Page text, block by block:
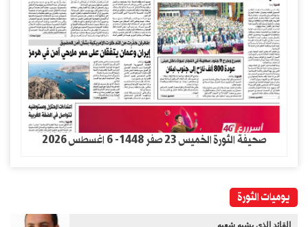
صحيفة الثورة الخميس 23 صفر 1448- 6 اغسطس 2026
يوميات الثورة
القائد الذي يشبه شعبه